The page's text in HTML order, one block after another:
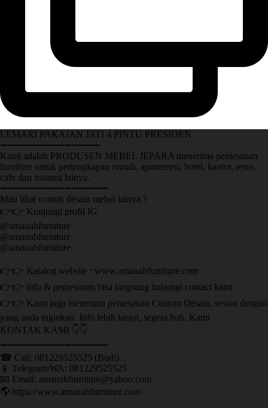
LEMARI PAKAIAN JATI 4 PINTU PRESIDEN
➖➖➖➖➖➖➖➖➖➖➖➖➖➖
Kami adalah PRODUSEN MEBEL JEPARA menerima pemesanan
furniture untuk perlengkapan rumah, apartemen, hotel, kantor, resto,
cafe dan instansi lainya.
➖➖➖➖➖➖➖➖➖➖➖➖➖➖➖
Mau lihat contoh desain mebel lainya ?
👉👉 Kunjungi profil IG
@amanahfurniture
@amanahfurniture
@amanahfurniture
👉👉 Katalog website : www.amanahfurniture.com
👉👉 info & pemesanan bisa langsung hubungi contact kami
👉👉 Kami juga menerima pemesanan Custom Desain, sesuai dengan
yang anda inginkan. Info lebih lanjut, segera hub. Kami
KONTAK KAMI 👇👇
➖➖➖➖➖➖➖➖➖➖➖➖➖➖➖ ㅤ
☎ Call: 081229525525 (Budi)
📱 Telegram/WA: 081229525525
📧 Email: amanahfurniture@yahoo.com
🌎 https://www.amanahfurniture.com